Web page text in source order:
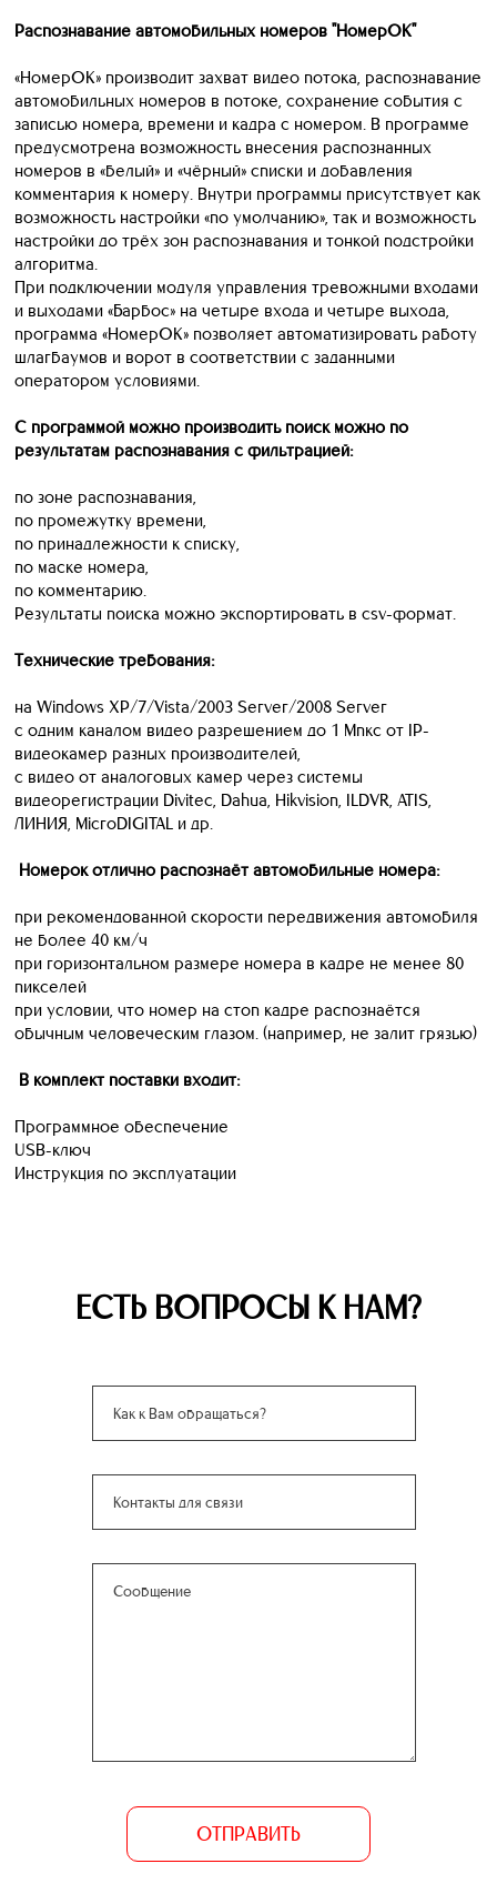
Распознавание автомобильных номеров "НомерОК"
«НомерОК» производит захват видео потока, распознавание
автомобильных номеров в потоке, сохранение события с
записью номера, времени и кадра с номером. В программе
предусмотрена возможность внесения распознанных
номеров в «белый» и «чёрный» списки и добавления
комментария к номеру. Внутри программы присутствует как
возможность настройки «по умолчанию», так и возможность
настройки до трёх зон распознавания и тонкой подстройки
алгоритма.
При подключении модуля управления тревожными входами
и выходами «Барбос» на четыре входа и четыре выхода,
программа «НомерОК» позволяет автоматизировать работу
шлагбаумов и ворот в соответствии с заданными
оператором условиями.
С программой можно производить поиск можно по
результатам распознавания с фильтрацией:
по зоне распознавания,
по промежутку времени,
по принадлежности к списку,
по маске номера,
по комментарию.
Результаты поиска можно экспортировать в csv-формат.
Технические требования:
на Windows XP/7/Vista/2003 Server/2008 Server
с одним каналом видео разрешением до 1 Мпкс от IP-
видеокамер разных производителей,
с видео от аналоговых камер через системы
видеорегистрации Divitec, Dahua, Hikvision, ILDVR, ATIS,
ЛИНИЯ, MicroDIGITAL и др.
Номерок отлично распознаёт автомобильные номера:
при рекомендованной скорости передвижения автомобиля
не более 40 км/ч
при горизонтальном размере номера в кадре не менее 80
пикселей
при условии, что номер на стоп кадре распознаётся
обычным человеческим глазом. (например, не залит грязью)
В комплект поставки входит:
Программное обеспечение
USB-ключ
Инструкция по эксплуатации
ЕСТЬ ВОПРОСЫ К НАМ?
ОТПРАВИТЬ